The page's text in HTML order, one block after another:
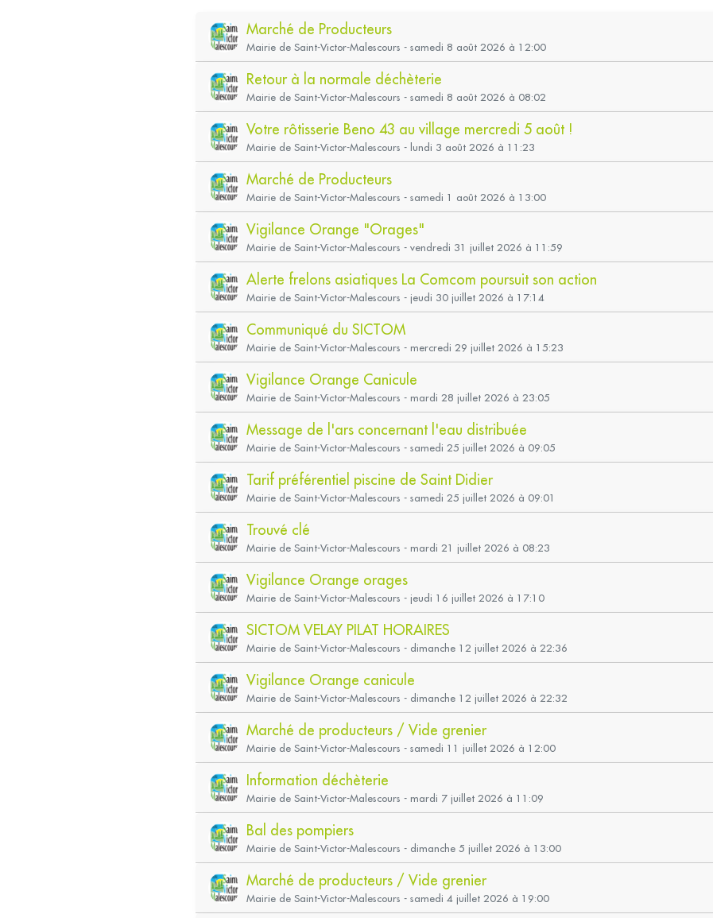
Marché de Producteurs
Mairie de Saint-Victor-Malescours - samedi 8 août 2026 à 12:00
Retour à la normale déchèterie
Mairie de Saint-Victor-Malescours - samedi 8 août 2026 à 08:02
Votre rôtisserie Beno 43 au village mercredi 5 août !
Mairie de Saint-Victor-Malescours - lundi 3 août 2026 à 11:23
Marché de Producteurs
Mairie de Saint-Victor-Malescours - samedi 1 août 2026 à 13:00
Vigilance Orange "Orages"
Mairie de Saint-Victor-Malescours - vendredi 31 juillet 2026 à 11:59
Alerte frelons asiatiques La Comcom poursuit son action
Mairie de Saint-Victor-Malescours - jeudi 30 juillet 2026 à 17:14
Communiqué du SICTOM
Mairie de Saint-Victor-Malescours - mercredi 29 juillet 2026 à 15:23
Vigilance Orange Canicule
Mairie de Saint-Victor-Malescours - mardi 28 juillet 2026 à 23:05
Message de l'ars concernant l'eau distribuée
Mairie de Saint-Victor-Malescours - samedi 25 juillet 2026 à 09:05
Tarif préférentiel piscine de Saint Didier
Mairie de Saint-Victor-Malescours - samedi 25 juillet 2026 à 09:01
Trouvé clé
Mairie de Saint-Victor-Malescours - mardi 21 juillet 2026 à 08:23
Vigilance Orange orages
Mairie de Saint-Victor-Malescours - jeudi 16 juillet 2026 à 17:10
SICTOM VELAY PILAT HORAIRES
Mairie de Saint-Victor-Malescours - dimanche 12 juillet 2026 à 22:36
Vigilance Orange canicule
Mairie de Saint-Victor-Malescours - dimanche 12 juillet 2026 à 22:32
Marché de producteurs / Vide grenier
Mairie de Saint-Victor-Malescours - samedi 11 juillet 2026 à 12:00
Information déchèterie
Mairie de Saint-Victor-Malescours - mardi 7 juillet 2026 à 11:09
Bal des pompiers
Mairie de Saint-Victor-Malescours - dimanche 5 juillet 2026 à 13:00
Marché de producteurs / Vide grenier
Mairie de Saint-Victor-Malescours - samedi 4 juillet 2026 à 19:00